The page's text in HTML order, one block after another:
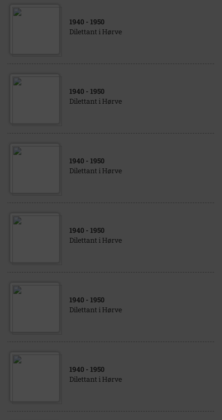
1940 - 1950
Dilettant i Hørve
1940 - 1950
Dilettant i Hørve
1940 - 1950
Dilettant i Hørve
1940 - 1950
Dilettant i Hørve
1940 - 1950
Dilettant i Hørve
1940 - 1950
Dilettant i Hørve